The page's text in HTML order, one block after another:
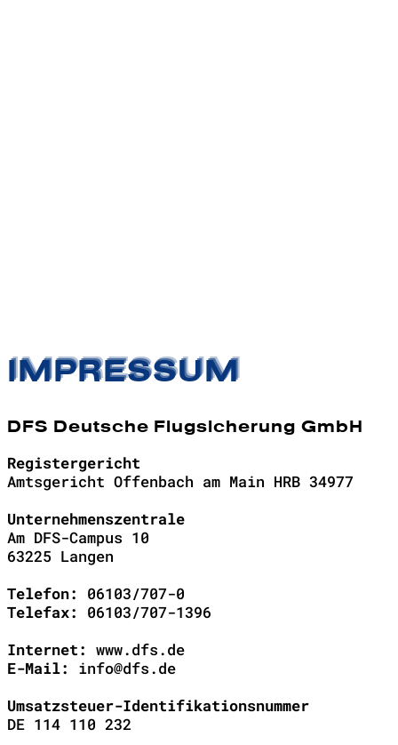
IMPRESSUM
DFS Deutsche Flugsicherung GmbH
Registergericht
Amtsgericht Offenbach am Main HRB 34977
Unternehmenszentrale
Am DFS-Campus 10
63225 Langen
Telefon:
06103/707-0
Telefax:
06103/707-1396
Internet:
www.dfs.de
E-Mail:
info@dfs.de
Umsatzsteuer-Identifikationsnummer
DE 114 110 232